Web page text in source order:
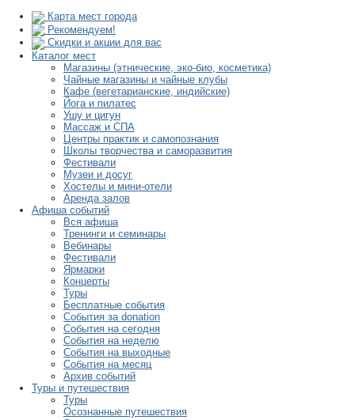
Карта мест города
Рекомендуем!
Скидки и акции для вас
Каталог мест
Магазины (этнические, эко-био, косметика)
Чайные магазины и чайные клубы
Кафе (вегетарианские, индийские)
Йога и пилатес
Ушу и цигун
Массаж и СПА
Центры практик и самопознания
Школы творчества и саморазвития
Фестивали
Музеи и досуг
Хостелы и мини-отели
Аренда залов
Афиша событий
Вся афиша
Тренинги и семинары
Вебинары
Фестивали
Ярмарки
Концерты
Туры
Бесплатные события
События за donation
События на сегодня
События на неделю
События на выходные
События на месяц
Архив событий
Туры и путешествия
Туры
Осознанные путешествия